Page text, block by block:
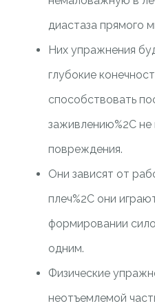
диастаза прямого
Них упражнения
глубокие
способствовать
заживлению%2C не
повреждения.
Они зависят от
плеч%2C они
формировании
одним.
Физические
неотъемлемой